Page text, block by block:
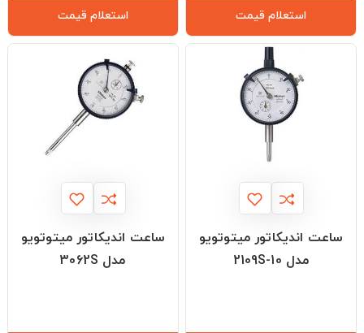
استعلام قیمت استعلام قیمت
ساعت اندیکاتور میتوتویو
مدل 2109S-10
ساعت اندیکاتور میتوتویو
مدل 3062S